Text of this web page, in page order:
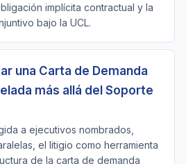
implícita contractual y la
bajo la UCL.
una Carta de Demanda
más allá del Soporte
a ejecutivos nombrados,
el litigio como herramienta
de la carta de demanda